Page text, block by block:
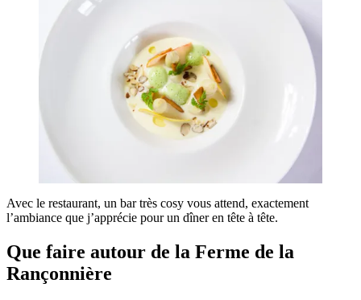
Avec le restaurant, un bar très cosy vous attend, exactement
l’ambiance que j’apprécie pour un dîner en tête à tête.
Que faire autour de la Ferme de la
Rançonnière